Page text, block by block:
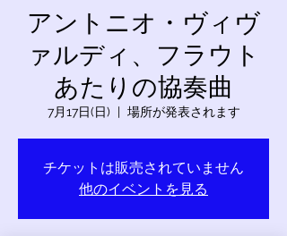
アントニオ・ヴィヴ
ァルディ、フラウト
あたりの協奏曲
7月17日(日)
  |
場所が発表されます
チケットは販売されていません
他のイベントを見る